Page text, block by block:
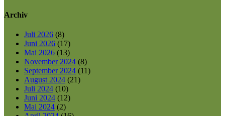
Archiv
Juli 2026 (8)
Juni 2026 (17)
Mai 2026 (13)
November 2024 (8)
September 2024 (11)
August 2024 (21)
Juli 2024 (10)
Juni 2024 (12)
Mai 2024 (2)